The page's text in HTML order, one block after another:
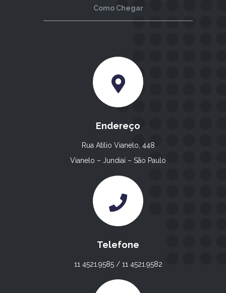
Como Chegar
Endereço
Rua Atílio Vianelo, 448
Vianelo – Jundiaí – São Paulo
Telefone
11 4521.9585 / 11 4521.9582